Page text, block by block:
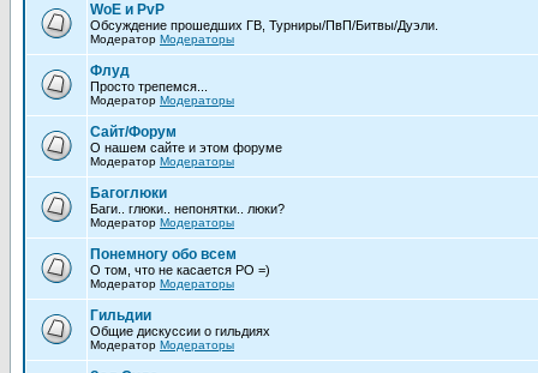
WoE и PvP
Обсуждение прошедших ГВ, Турниры/ПвП/Битвы/Дуэли.
Модератор Модераторы
Флуд
Просто трепемся...
Модератор Модераторы
Сайт/Форум
О нашем сайте и этом форуме
Модератор Модераторы
Багоглюки
Баги.. глюки.. непонятки.. люки?
Модератор Модераторы
Понемногу обо всем
О том, что не каcается РО =)
Модератор Модераторы
Гильдии
Общие дискуссии о гильдиях
Модератор Модераторы